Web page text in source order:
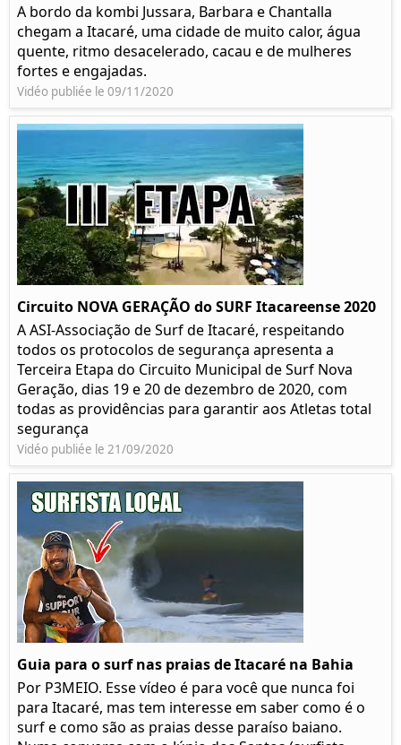
A bordo da kombi Jussara, Barbara e Chantalla
chegam a Itacaré, uma cidade de muito calor, água
quente, ritmo desacelerado, cacau e de mulheres
fortes e engajadas.
Vidéo publiée le 09/11/2020
Circuito NOVA GERAÇÃO do SURF Itacareense 2020
A ASI-Associação de Surf de Itacaré, respeitando
todos os protocolos de segurança apresenta a
Terceira Etapa do Circuito Municipal de Surf Nova
Geração, dias 19 e 20 de dezembro de 2020, com
todas as providências para garantir aos Atletas total
segurança
Vidéo publiée le 21/09/2020
Guia para o surf nas praias de Itacaré na Bahia
Por P3MEIO. Esse vídeo é para você que nunca foi
para Itacaré, mas tem interesse em saber como é o
surf e como são as praias desse paraíso baiano.